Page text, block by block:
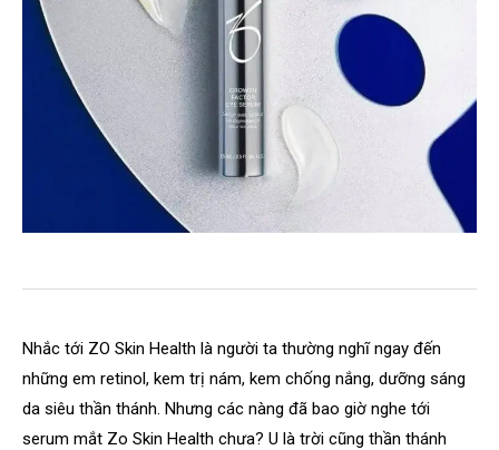
Nhắc tới ZO Skin Health là người ta thường nghĩ ngay đến
những em retinol, kem trị nám, kem chống nắng, dưỡng sáng
da siêu thần thánh. Nhưng các nàng đã bao giờ nghe tới
serum mắt Zo Skin Health chưa? U là trời cũng thần thánh